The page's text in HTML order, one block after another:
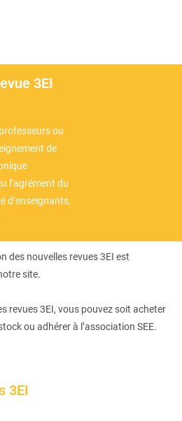
3EI
ou
de
l’agrément du
d’enseignants,
des nouvelles revues 3EI est
site.
revues 3EI, vous pouvez soit acheter
ou adhérer à l’association SEE.
3EI